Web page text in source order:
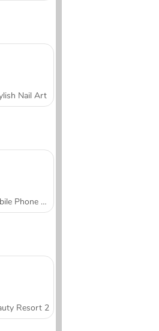
Nail Art
Mobile Phone Case Design & DIY
Resort 2